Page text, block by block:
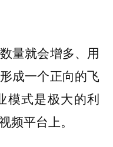
量就会增多、用
成一个正向的飞
模式是极大的利
频平台上。